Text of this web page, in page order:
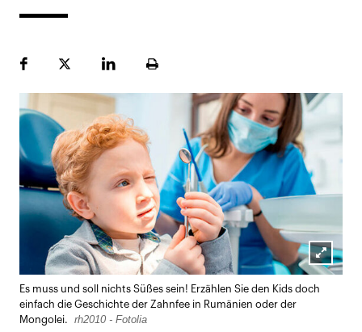
FacebookPlattformLinekdInSeite
Lightbox
öffnen
Es muss und soll nichts Süßes sein! Erzählen Sie den Kids doch
einfach die Geschichte der Zahnfee in Rumänien oder der
Mongolei.
rh2010 - Fotolia